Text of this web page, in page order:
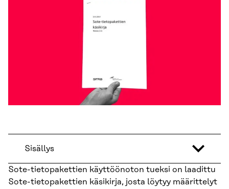
Sisällys
Sote-tietopakettien käyttöönoton tueksi on laadittu
Sote-tietopakettien käsikirja, josta löytyy määrittelyt